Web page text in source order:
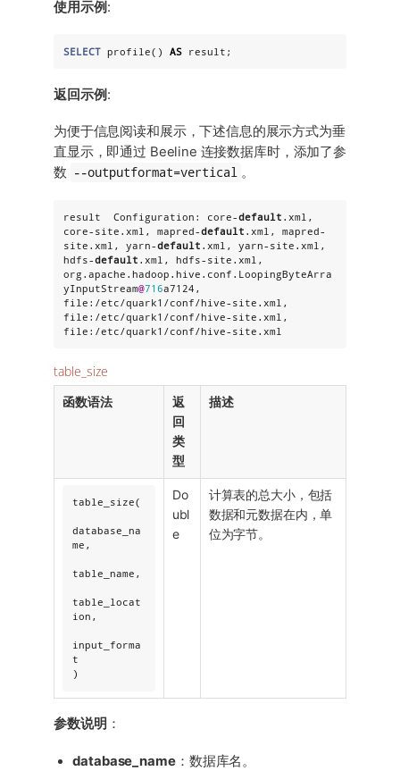
使用示例 :
SELECT profile() AS result;
返回示例 :
为便于信息阅读和展示，下述信息的展示方式为垂
直显示，即通过 Beeline 连接数据库时，添加了参
数 --outputformat=vertical 。
result  Configuration: core-default .xml,
core-site.xml, mapred-default .xml, mapred-
site.xml, yarn-default .xml, yarn-site.xml,
hdfs-default .xml, hdfs-site.xml,
org.apache.hadoop.hive.conf.LoopingByteArra
yInputStream@716a7124,
file:/etc/quark1/conf/hive-site.xml,
file:/etc/quark1/conf/hive-site.xml,
file:/etc/quark1/conf/hive-site.xml
table_size
函数语法
返
回
类
型
描述
table_size(
database_na
me,
table_name,
table_locat
ion,
input_forma
t
)
Do
ubl
e
计算表的总大小，包括
数据和元数据在内，单
位为字节。
参数说明 ：
database_name ：数据库名。